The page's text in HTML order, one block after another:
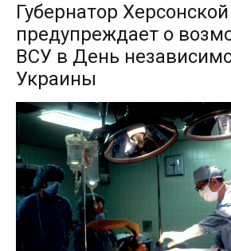
Губернатор
предупреждает о
ВСУ в День
Украины